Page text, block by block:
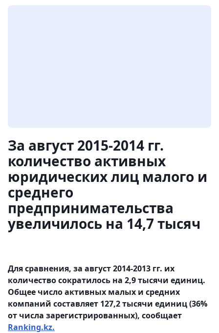
За август 2015-2014 гг.
количество активных
юридических лиц малого и
среднего
предпринимательства
увеличилось на 14,7 тысяч
Для сравнения, за август 2014-2013 гг. их
количество сократилось на 2,9 тысячи единиц.
Общее число активных малых и средних
компаний составляет 127,2 тысячи единиц (36%
от числа зарегистрированных), сообщает
Ranking.kz.